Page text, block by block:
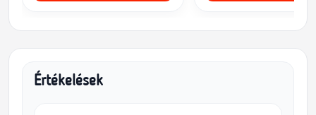
Értékelések